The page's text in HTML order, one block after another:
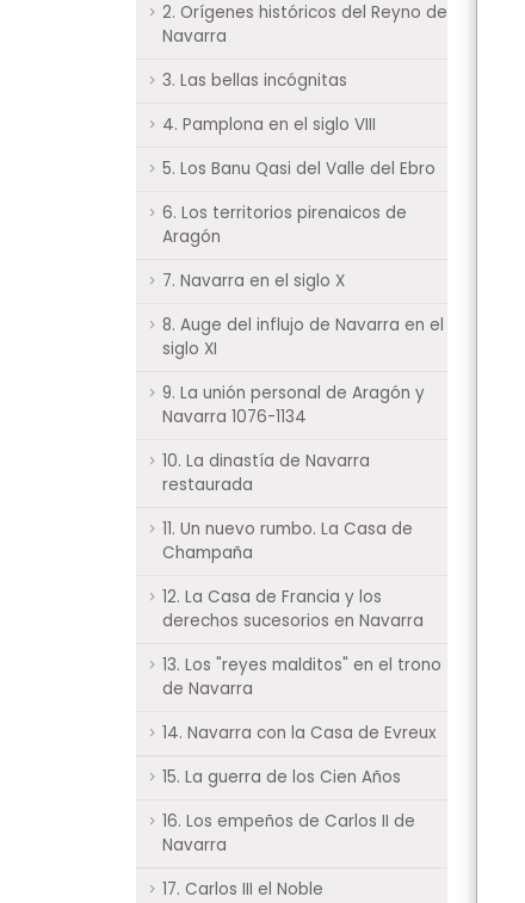
2. Orígenes históricos del Reyno de
Navarra
3. Las bellas incógnitas
4. Pamplona en el siglo VIII
5. Los Banu Qasi del Valle del Ebro
6. Los territorios pirenaicos de
Aragón
7. Navarra en el siglo X
8. Auge del influjo de Navarra en el
siglo XI
9. La unión personal de Aragón y
Navarra 1076-1134
10. La dinastía de Navarra
restaurada
11. Un nuevo rumbo. La Casa de
Champaña
12. La Casa de Francia y los
derechos sucesorios en Navarra
13. Los "reyes malditos" en el trono
de Navarra
14. Navarra con la Casa de Evreux
15. La guerra de los Cien Años
16. Los empeños de Carlos II de
Navarra
17. Carlos III el Noble